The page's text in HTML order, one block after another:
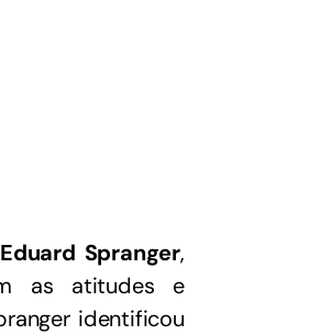
Eduard Spranger,
as atitudes e
identificou